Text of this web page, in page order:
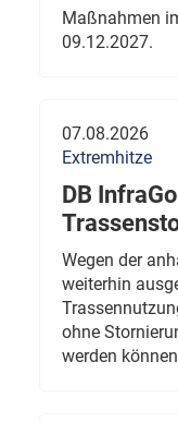
Maßnahmen
09.12.2027.
07.08.2026
Extremhitze
DB
Wegen der
weiterhin
ohne
werden